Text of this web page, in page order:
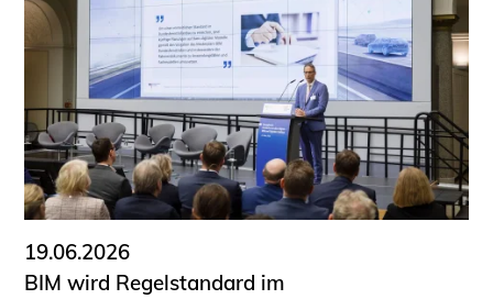
19.06.2026
BIM wird Regelstandard im